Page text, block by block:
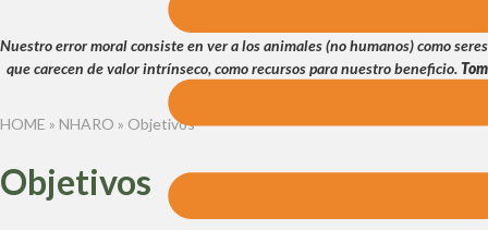
Nuestro error moral consiste en ver a los animales (no humanos) como seres
que carecen de valor intrínseco, como recursos para nuestro beneficio.Tom
HOME » NHARO » Objetivos
Objetivos